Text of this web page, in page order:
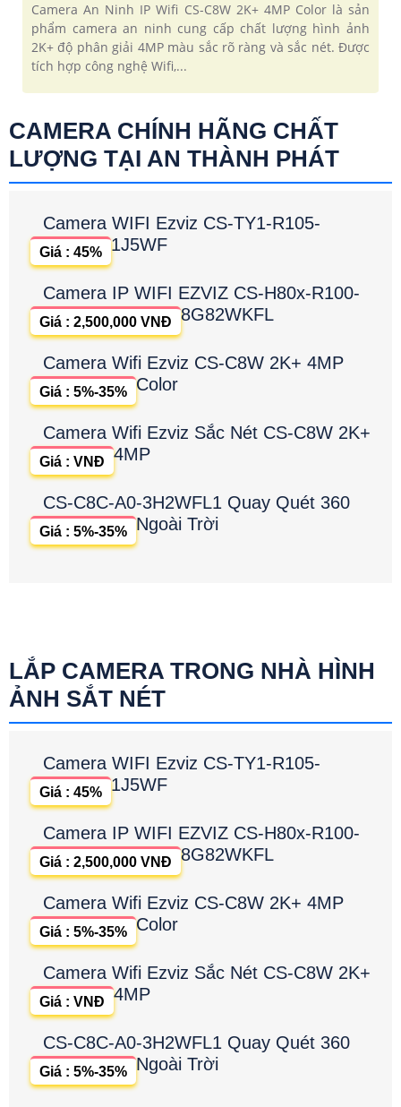
Camera An Ninh IP Wifi CS-C8W 2K+ 4MP Color là sản
phẩm camera an ninh cung cấp chất lượng hình ảnh
2K+ độ phân giải 4MP màu sắc rõ ràng và sắc nét. Được
tích hợp công nghệ Wifi,...
CAMERA CHÍNH HÃNG CHẤT
LƯỢNG TẠI AN THÀNH PHÁT
Camera WIFI Ezviz CS-TY1-R105-
1J5WF
Giá : 45%
Camera IP WIFI EZVIZ CS-H80x-R100-
8G82WKFL
Giá : 2,500,000 VNĐ
Camera Wifi Ezviz CS-C8W 2K+ 4MP
Color
Giá : 5%-35%
Camera Wifi Ezviz Sắc Nét CS-C8W 2K+
4MP
Giá : VNĐ
CS-C8C-A0-3H2WFL1 Quay Quét 360
Ngoài Trời
Giá : 5%-35%
LẮP CAMERA TRONG NHÀ HÌNH
ẢNH SẮT NÉT
Camera WIFI Ezviz CS-TY1-R105-
1J5WF
Giá : 45%
Camera IP WIFI EZVIZ CS-H80x-R100-
8G82WKFL
Giá : 2,500,000 VNĐ
Camera Wifi Ezviz CS-C8W 2K+ 4MP
Color
Giá : 5%-35%
Camera Wifi Ezviz Sắc Nét CS-C8W 2K+
4MP
Giá : VNĐ
CS-C8C-A0-3H2WFL1 Quay Quét 360
Ngoài Trời
Giá : 5%-35%